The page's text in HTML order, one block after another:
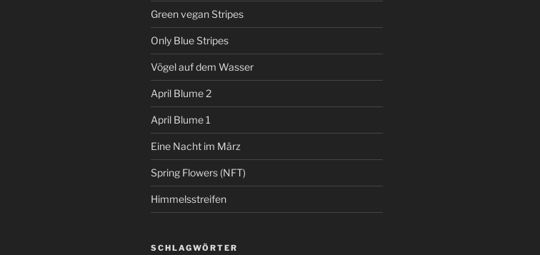
Green vegan Stripes
Only Blue Stripes
Vögel auf dem Wasser
April Blume 2
April Blume 1
Eine Nacht im März
Spring Flowers (NFT)
Himmelsstreifen
SCHLAGWÖRTER